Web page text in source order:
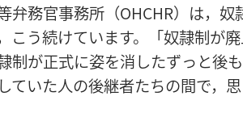
弁務官事務所（OHCHR）は，
こう続けています。「奴隷制が
制が正式に姿を消したずっと後
ていた人の後継者たちの間で，